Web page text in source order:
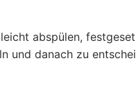
abspülen,
und danach zu